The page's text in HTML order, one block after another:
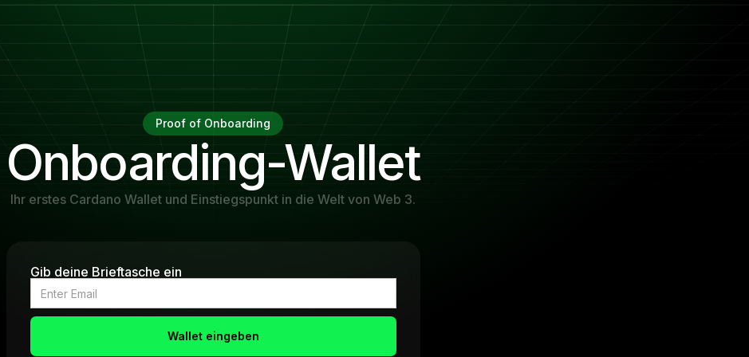
Proof of Onboarding
Onboarding-Wallet
Ihr erstes Cardano Wallet und Einstiegspunkt in die Welt von Web 3.
Gib deine Brieftasche ein